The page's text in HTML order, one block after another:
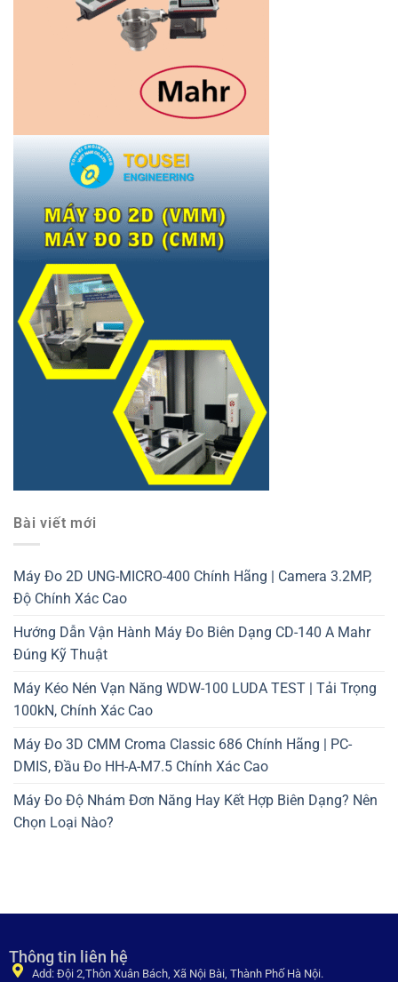
Bài viết mới
Máy Đo 2D UNG-MICRO-400 Chính Hãng | Camera 3.2MP,
Độ Chính Xác Cao
Hướng Dẫn Vận Hành Máy Đo Biên Dạng CD-140 A Mahr
Đúng Kỹ Thuật
Máy Kéo Nén Vạn Năng WDW-100 LUDA TEST | Tải Trọng
100kN, Chính Xác Cao
Máy Đo 3D CMM Croma Classic 686 Chính Hãng | PC-
DMIS, Đầu Đo HH-A-M7.5 Chính Xác Cao
Máy Đo Độ Nhám Đơn Năng Hay Kết Hợp Biên Dạng? Nên
Chọn Loại Nào?
Thông tin liên hệ
Add: Đội 2,Thôn Xuân Bách, Xã Nội Bài, Thành Phố Hà Nội.